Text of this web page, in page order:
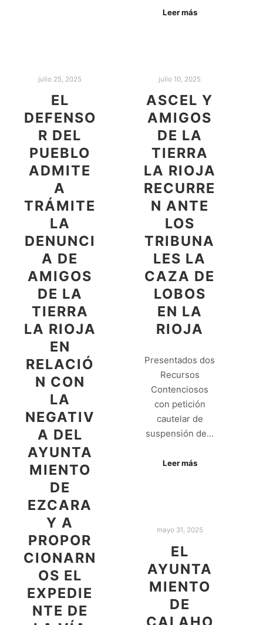
Leer más
julio 25, 2025
EL
DEFENSO
R DEL
PUEBLO
ADMITE
A
TRÁMITE
LA
DENUNCI
A DE
AMIGOS
DE LA
TIERRA
LA RIOJA
EN
RELACIÓ
N CON
LA
NEGATIV
A DEL
AYUNTA
MIENTO
DE
EZCARA
Y A
PROPOR
CIONARN
OS EL
EXPEDIE
NTE DE
julio 10, 2025
ASCEL Y
AMIGOS
DE LA
TIERRA
LA RIOJA
RECURRE
N ANTE
LOS
TRIBUNA
LES LA
CAZA DE
LOBOS
EN LA
RIOJA
Presentados dos
Recursos
Contenciosos
con petición
cautelar de
suspensión de…
Leer más
mayo 31, 2025
EL
AYUNTA
MIENTO
DE